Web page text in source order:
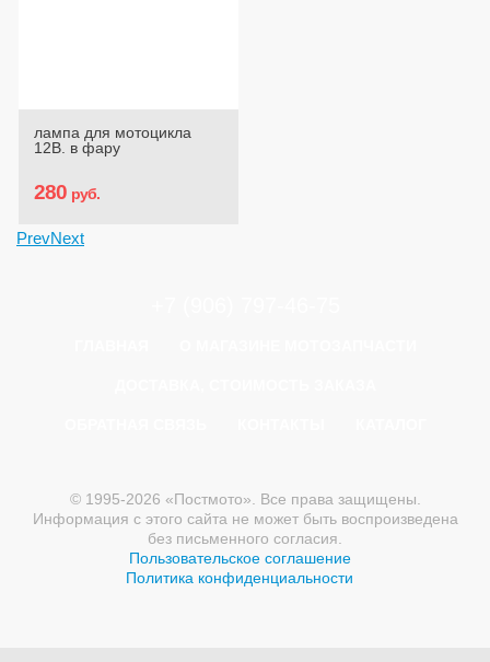
лампа для мотоцикла
12В. в фару
280 руб.
PrevNext
© 1995-2026 «Постмото». Все права защищены.
Информация с этого сайта не может быть воспроизведена
без письменного согласия.
Пользовательское соглашение
Политика конфиденциальности